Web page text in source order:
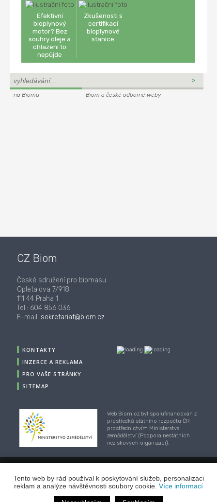
Tento web by rád používal k poskytování služeb, personalizaci
reklam a analýze návštěvnosti soubory cookie. Více informací
Efektivní
bioplynový
motor? Bez
souhry oleje a
chlazení to
nepůjde
Zkušenosti s
certifikací
bioplynové
stanice
na Biomu Biom a české odborné weby
CZ Biom
České sdružení pro biomasu
Opletalova 7/918
111 44 Praha 1
Tel.: 604 856 036
E-mail: sekretariat@biom.cz
KONTAKTY
INZERCE A REKLAMA
PRO VAŠE STRÁNKY
SITEMAP
Web Biom.cz byl spolufinancován z
prostředků státního rozpočtu ČR
prostřednictvím Ministerstva
zemědělství (Podpora nestátních
neziskových organizací).
© 2001-2018, CZ Biom - České sdružení pro biomasu,
Webhosting / webdesign / publikační systém TOOLKIT -